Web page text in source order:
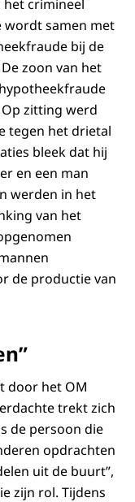
het crimineel
wordt samen met
bij de
zoon van het
zitting werd
tegen het drietal
bleek dat hij
en een man
werden in het
van het
de productie van
door het OM
trekt zich
de persoon die
opdrachten
uit de buurt”,
zijn rol. Tijdens